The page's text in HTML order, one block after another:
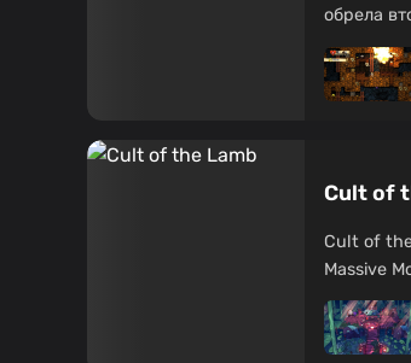
обрела
Cult of
Cult of
Massive